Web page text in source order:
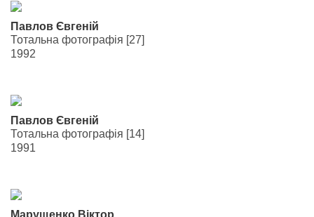
Павлов Євгеній
Тотальна фотографія [27]
1992
Павлов Євгеній
Тотальна фотографія [14]
1991
Марущенко Віктор